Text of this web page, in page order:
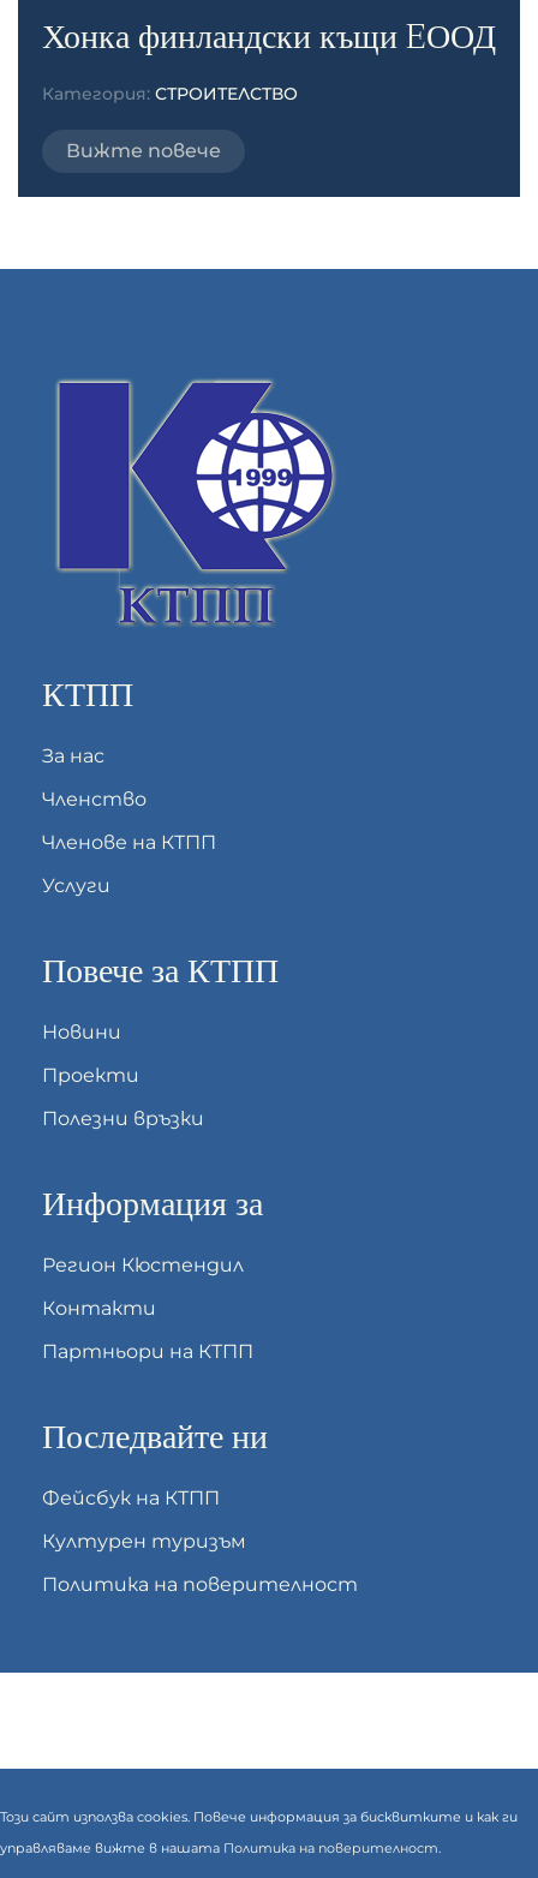
Хонка финландски къщи EООД
Категория: СТРОИТЕЛСТВО
Вижте повече
КТПП
За нас
Членство
Членове на КТПП
Услуги
Повече за КТПП
Новини
Проекти
Полезни връзки
Информация за
Регион Кюстендил
Контакти
Партньори на КТПП
Последвайте ни
Фейсбук на КТПП
Културен туризъм
Политика на поверителност
Този сайт използва cookies. Повече информация за бисквитките и как ги
управляваме вижте в нашата Политика на поверителност.